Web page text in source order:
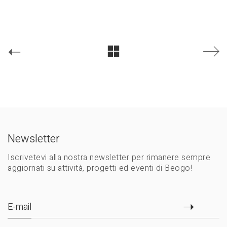
Newsletter
Iscrivetevi alla nostra newsletter per rimanere sempre
aggiornati su attività, progetti ed eventi di Beogo!
E-mail